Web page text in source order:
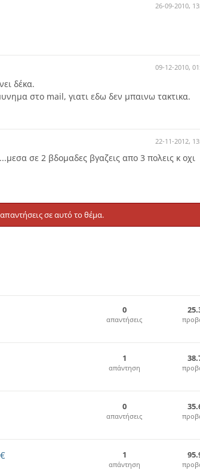
26-09-2010,
09-12-2010,
δέκα.
στο mail, γιατι εδω δεν μπαινω τακτικα.
22-11-2012,
σε 2 βδομαδες βγαζεις απο 3 πολεις κ οχι
σε αυτό το θέμα.
0
απαντήσεις
1
απάντηση
0
απαντήσεις
1
απάντηση